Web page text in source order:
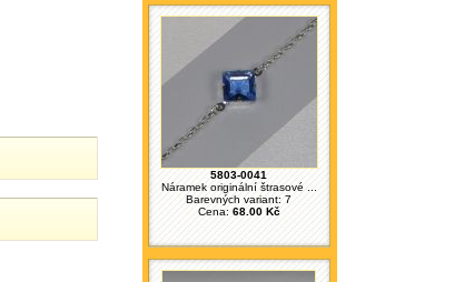
5803-0041
Náramek originální štrasové ...
Barevných variant: 7
Cena: 68.00 Kč